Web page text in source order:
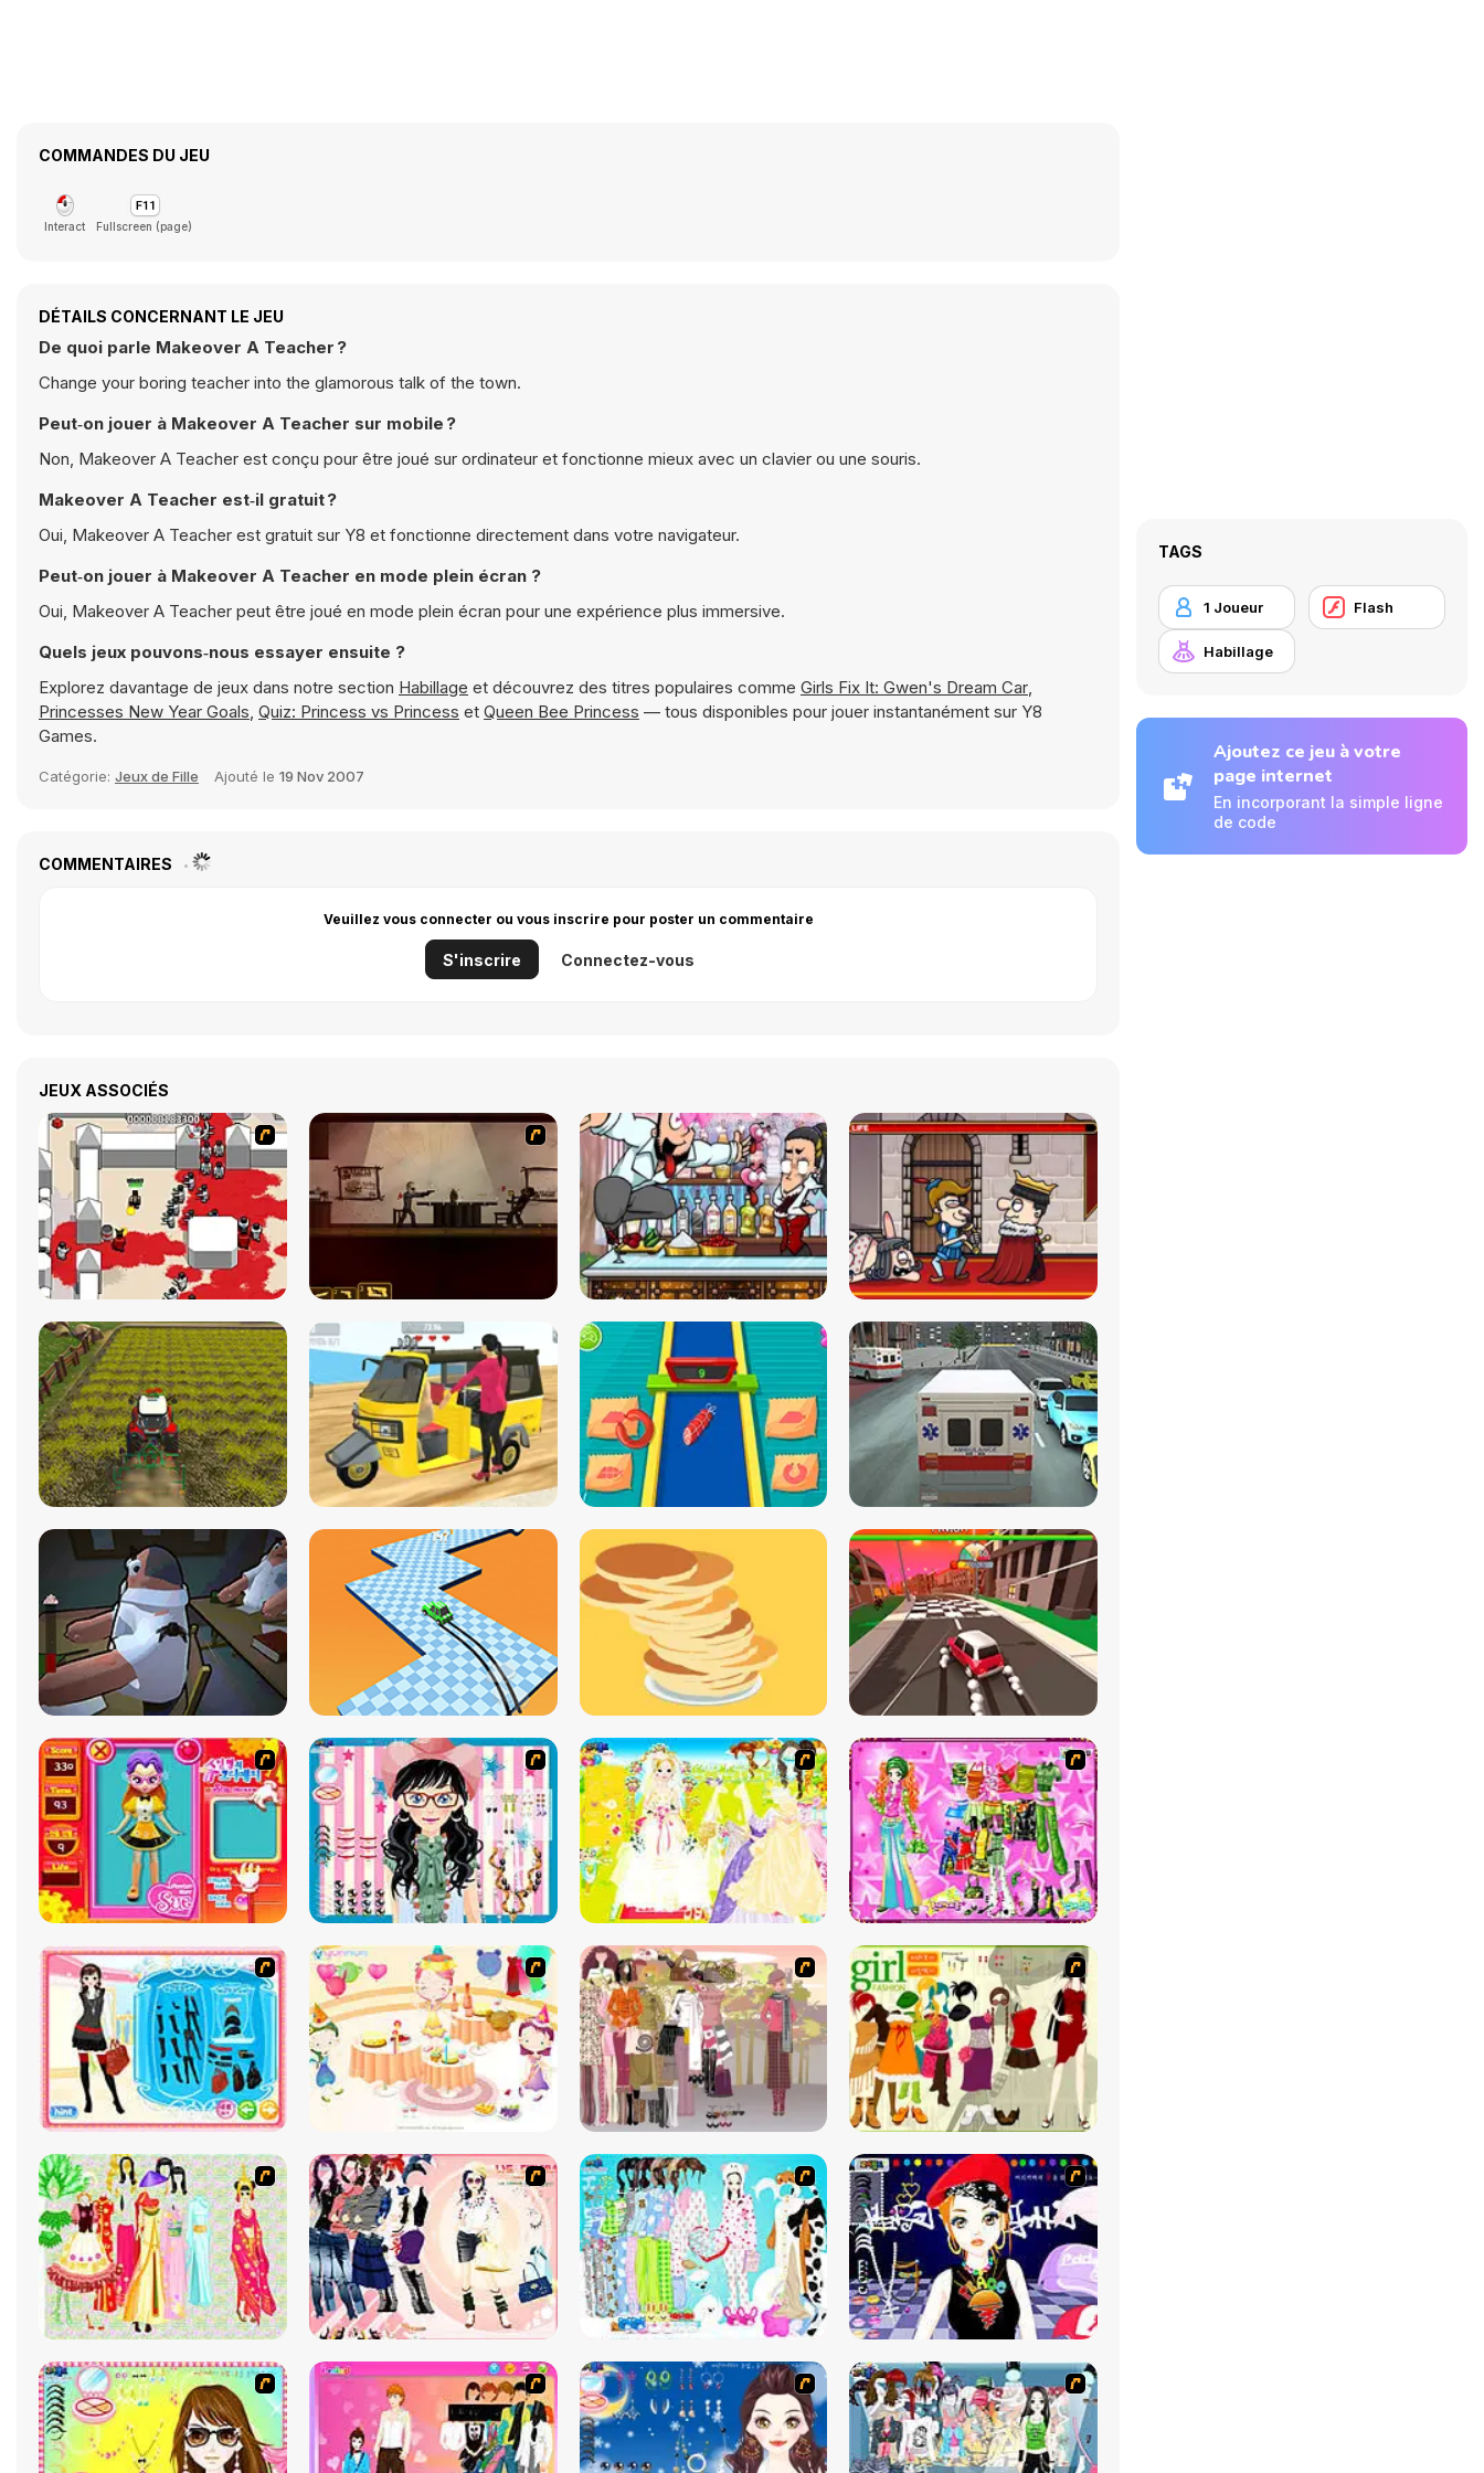
COMMANDES DU JEU
Interact Fullscreen (page)
DÉTAILS CONCERNANT LE JEU
De quoi parle Makeover A Teacher ?
Change your boring teacher into the glamorous talk of the town.
Peut‑on jouer à Makeover A Teacher sur mobile ?
Non, Makeover A Teacher est conçu pour être joué sur ordinateur et fonctionne mieux avec un clavier ou une souris.
Makeover A Teacher est‑il gratuit ?
Oui, Makeover A Teacher est gratuit sur Y8 et fonctionne directement dans votre navigateur.
Peut‑on jouer à Makeover A Teacher en mode plein écran ?
Oui, Makeover A Teacher peut être joué en mode plein écran pour une expérience plus immersive.
Quels jeux pouvons‑nous essayer ensuite ?
Explorez davantage de jeux dans notre section Habillage et découvrez des titres populaires comme Girls Fix It: Gwen's Dream Car,
Princesses New Year Goals, Quiz: Princess vs Princess et Queen Bee Princess — tous disponibles pour jouer instantanément sur Y8
Games.
Catégorie: Jeux de Fille Ajouté le 19 Nov 2007
COMMENTAIRES
Veuillez vous connecter ou vous inscrire pour poster un commentaire
S'inscrire Connectez-vous
JEUX ASSOCIÉS
TAGS
1 Joueur Flash
Habillage
Ajoutez ce jeu à votre
page internet
En incorporant la simple ligne
de code